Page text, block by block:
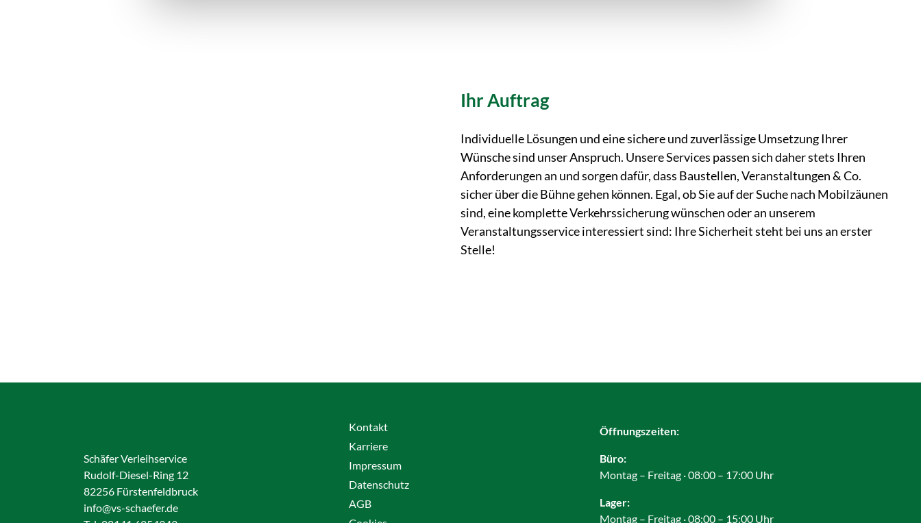
Ihr Auftrag
Individuelle Lösungen und eine sichere und zuverlässige Umsetzung Ihrer
Wünsche sind unser Anspruch. Unsere Services passen sich daher stets Ihren
Anforderungen an und sorgen dafür, dass Baustellen, Veranstaltungen & Co.
sicher über die Bühne gehen können. Egal, ob Sie auf der Suche nach Mobilzäunen
sind, eine komplette Verkehrssicherung wünschen oder an unserem
Veranstaltungsservice interessiert sind: Ihre Sicherheit steht bei uns an erster
Stelle!
Schäfer Verleihservice
Rudolf-Diesel-Ring 12
82256 Fürstenfeldbruck
info@vs-schaefer.de
Kontakt
Karriere
Impressum
Datenschutz
AGB
Öffnungszeiten:
Büro:
Montag – Freitag · 08:00 – 17:00 Uhr
Lager:
Montag – Freitag · 08:00 – 15:00 Uhr